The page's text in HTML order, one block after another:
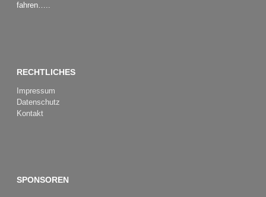
fahren…..
RECHTLICHES
Impressum
Datenschutz
Kontakt
SPONSOREN